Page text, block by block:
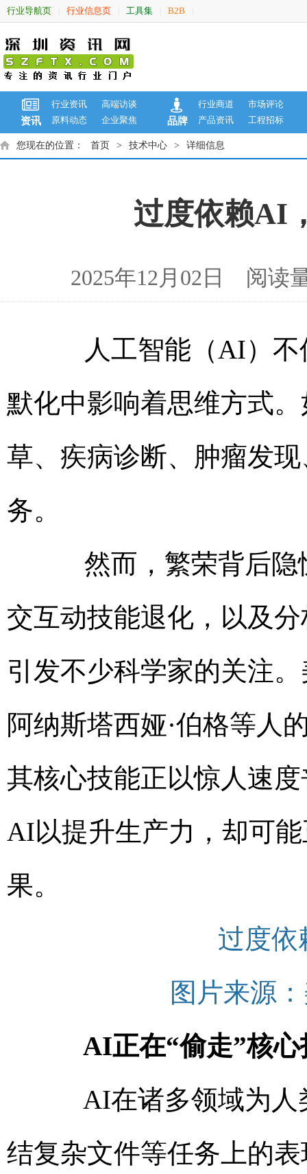
行业导航页 行业信息页 工具集 B2B
资讯
行业资讯
高端访谈
原料动态
企业聚焦 品牌
行业商道
市场评论
产品资讯
工程招标
您现在的位置： 首页 > 技术中心 > 详细信息
过度依赖AI
2025年12月02日 阅
人工智能（AI）不
默化中影响着思维方式
草、疾病诊断、肿瘤发
务。
然而，繁荣背后隐
交互动技能退化，以及
引发不少科学家的关注
阿纳斯塔西娅·伯格等人
其核心技能正以惊人速
AI以提升生产力，却可
果。
过度依
图片来源
AI正在“偷走”核心
AI在诸多领域为人
结复杂文件等任务上的